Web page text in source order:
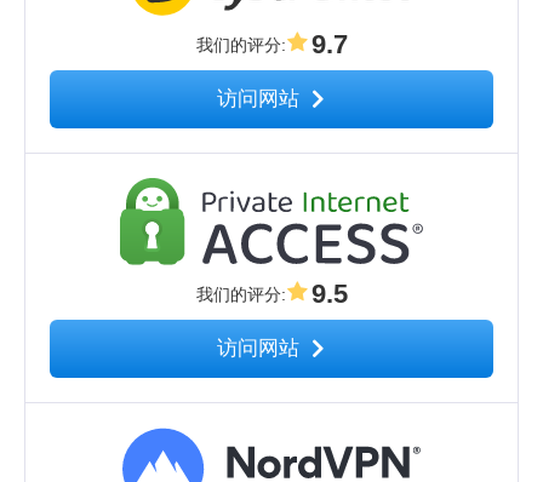
我们的评分: 9.7
访问网站
我们的评分: 9.5
访问网站